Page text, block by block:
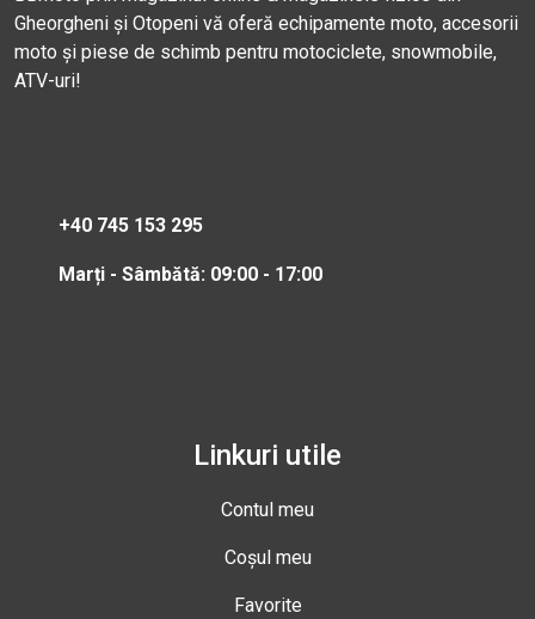
Gheorgheni și Otopeni vă oferă echipamente moto, accesorii
moto și piese de schimb pentru motociclete, snowmobile,
ATV-uri!
+40 745 153 295
Marți - Sâmbătă: 09:00 - 17:00
Linkuri utile
Contul meu
Coșul meu
Favorite